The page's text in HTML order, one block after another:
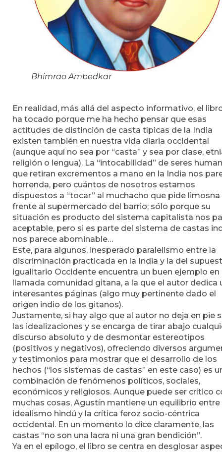
Bhimrao Ambedkar
En realidad, más allá del aspecto informativo, el
ha tocado porque me ha hecho pensar que esas
actitudes de distinción de casta típicas de la India
existen también en nuestra vida diaria occidental
(aunque aquí no sea por “casta” y sea por clase,
religión o lengua). La “intocabilidad” de seres
que retiran excrementos a mano en la India nos
horrenda, pero cuántos de nosotros estamos
dispuestos a “tocar” al muchacho que pide limosna
frente al supermercado del barrio; sólo porque su
situación es producto del sistema capitalista nos
aceptable, pero si es parte del sistema de castas
nos parece abominable…
Este, para algunos, inesperado paralelismo entre la
discriminación practicada en la India y la del
igualitario Occidente encuentra un buen ejemplo en
llamada comunidad gitana, a la que el autor dedica
interesantes páginas (algo muy pertinente dado el
origen indio de los gitanos).
Justamente, si hay algo que al autor no deja en pie
las idealizaciones y se encarga de tirar abajo
discurso absoluto y de desmontar estereotipos
(positivos y negativos), ofreciendo diversos
y testimonios para mostrar que el desarrollo de los
hechos (“los sistemas de castas” en este caso) es
combinación de fenómenos políticos, sociales,
económicos y religiosos. Aunque puede ser crítico
muchas cosas, Agustín mantiene un equilibrio entre
idealismo hindú y la crítica feroz socio-céntrica
occidental. En un momento lo dice claramente, las
castas “no son una lacra ni una gran bendición”.
Ya en el epílogo, el libro se centra en desglosar